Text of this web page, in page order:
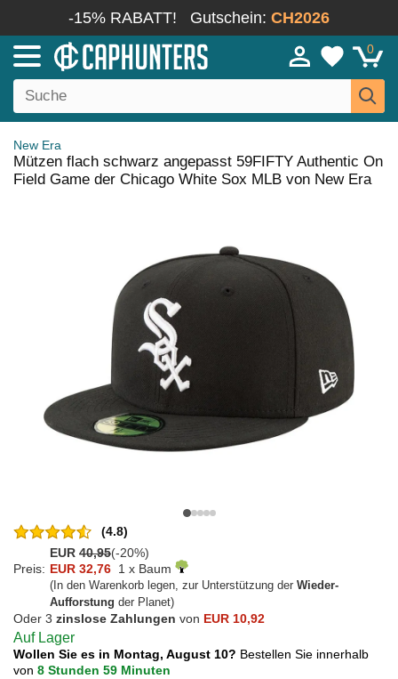
-15% RABATT! Gutschein: CH2026
0
New Era
Mützen flach schwarz angepasst 59FIFTY Authentic On
Field Game der Chicago White Sox MLB von New Era
(4.8)
EUR 40,95(-20%)
Preis: EUR 32,76 1 x Baum
(In den Warenkorb legen, zur Unterstützung der Wieder-
Aufforstung der Planet)
Oder 3 zinslose Zahlungen von EUR 10,92
Auf Lager
Wollen Sie es in Montag, August 10? Bestellen Sie innerhalb
von 8 Stunden 59 Minuten